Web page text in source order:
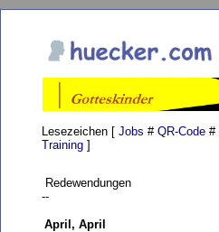
Lesezeichen [ Jobs # QR-Code #
Training ]
Redewendungen
--
April, April